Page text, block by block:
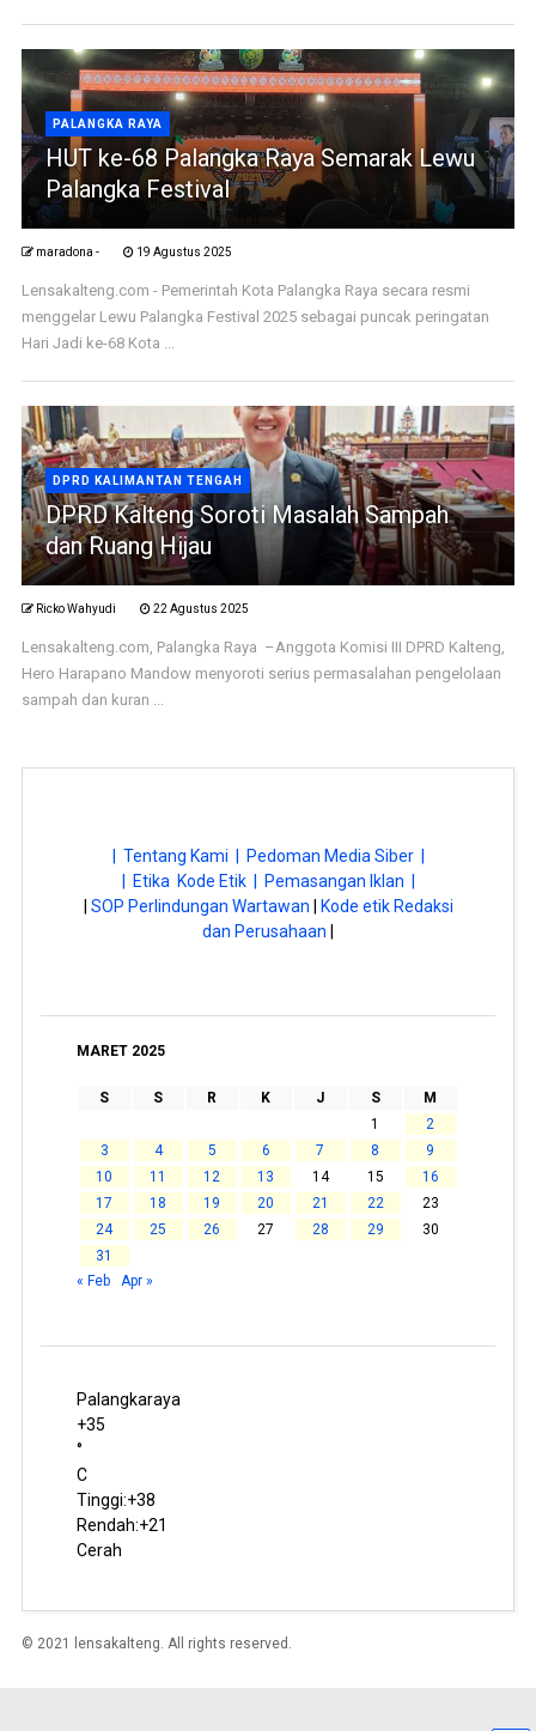
PALANGKA RAYA
HUT ke-68 Palangka Raya Semarak Lewu
Palangka Festival
maradona - 19 Agustus 2025
Lensakalteng.com - Pemerintah Kota Palangka Raya secara resmi
menggelar Lewu Palangka Festival 2025 sebagai puncak peringatan
Hari Jadi ke-68 Kota ...
DPRD KALIMANTAN TENGAH
DPRD Kalteng Soroti Masalah Sampah
dan Ruang Hijau
Ricko Wahyudi 22 Agustus 2025
Lensakalteng.com, Palangka Raya –Anggota Komisi III DPRD Kalteng,
Hero Harapano Mandow menyoroti serius permasalahan pengelolaan
sampah dan kuran ...
| Tentang Kami |
Pedoman Media Siber |
| Etika Kode Etik |
Pemasangan Iklan |
SOP Perlindungan Wartawan
Kode etik Redaksi
dan Perusahaan
MARET 2025
S S R K J S
M
1
2
3
4 5 6 7 8
9
10
11 12 13 14 15
16
17
18 19 20 21 22
23
24
25 26 27 28 29
30
31
« Feb
Apr »
Palangkaraya
+35
°
C
Tinggi:+38
Rendah:+21
Cerah
© 2021 lensakalteng. All rights reserved.